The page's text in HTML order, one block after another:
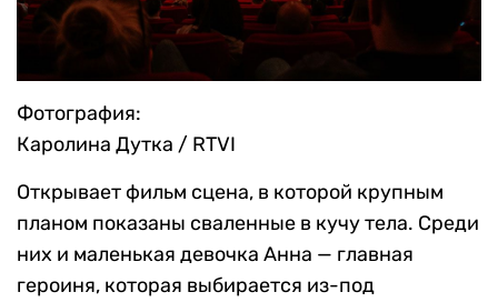
Фотография:
Каролина Дутка / RTVI
Открывает фильм сцена, в которой крупным
планом показаны сваленные в кучу тела. Среди
них и маленькая девочка Анна — главная
героиня, которая выбирается из-под